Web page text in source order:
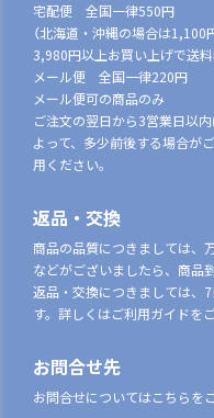
宅配便 全国一律550円
（北海道・沖縄の場合は1,100
3,980円以上お買い上げで送
メール便 全国一律220円
メール便可の商品のみ
ご注文の翌日から3営業日以
よって、多少前後する場合が
用ください。
返品・交換
商品の品質につきましては、
などがございましたら、商品
返品・交換につきましては、
す。詳しくはご利用ガイドを
お問合せ先
お問合せについてはこちらを